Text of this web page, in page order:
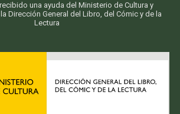
una ayuda del Ministerio de Cultura y
Dirección General del Libro, del Cómic y de la
Lectura